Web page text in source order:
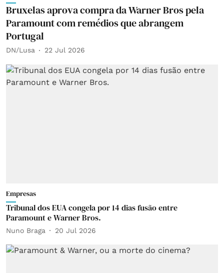
Bruxelas aprova compra da Warner Bros pela
Paramount com remédios que abrangem
Portugal
DN/Lusa 22 Jul 2026
Empresas
Tribunal dos EUA congela por 14 dias fusão entre
Paramount e Warner Bros.
Nuno Braga 20 Jul 2026